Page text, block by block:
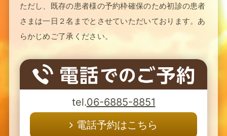
ただし、既存の患者様の予約枠確保のため初診の患者
さまは一日２名までとさせていただいております。あ
らかじめご了承ください。
tel.06-6885-8851
電話予約はこちら